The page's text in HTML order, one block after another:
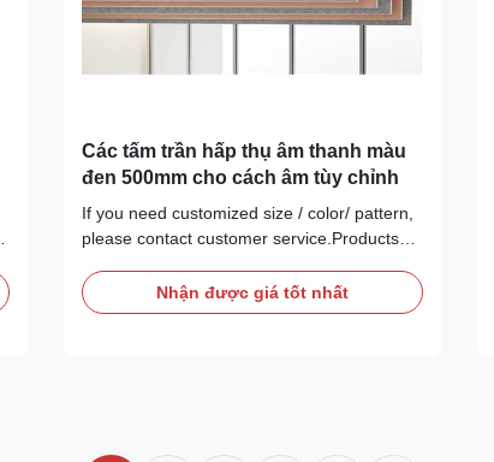
Các tấm trần hấp thụ âm thanh màu
đen 500mm cho cách âm tùy chỉnh
If you need customized size / color/ pattern,
please contact customer service.Products
design flexibility with MQ 3D polyester fiber
acoustic tiles, a modular acoustic wall panel
Nhận được giá tốt nhất